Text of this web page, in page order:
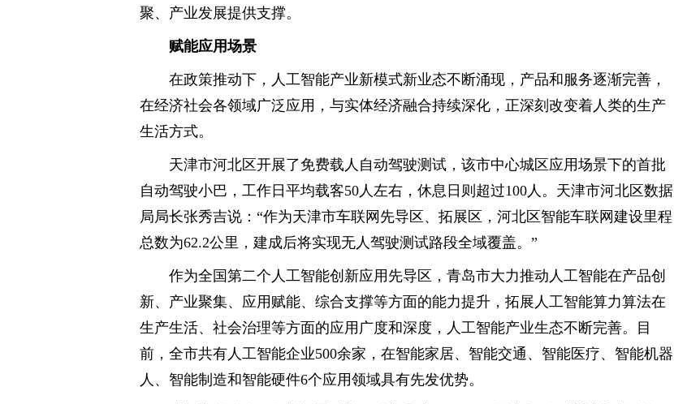
聚、产业发展提供支撑。
赋能应用场景
在政策推动下，人工智能产业新模式新业态不断涌现，产品和服务逐渐完善，
在经济社会各领域广泛应用，与实体经济融合持续深化，正深刻改变着人类的生产
生活方式。
天津市河北区开展了免费载人自动驾驶测试，该市中心城区应用场景下的首批
自动驾驶小巴，工作日平均载客50人左右，休息日则超过100人。天津市河北区数据
局局长张秀吉说：“作为天津市车联网先导区、拓展区，河北区智能车联网建设里程
总数为62.2公里，建成后将实现无人驾驶测试路段全域覆盖。”
作为全国第二个人工智能创新应用先导区，青岛市大力推动人工智能在产品创
新、产业聚集、应用赋能、综合支撑等方面的能力提升，拓展人工智能算力算法在
生产生活、社会治理等方面的应用广度和深度，人工智能产业生态不断完善。目
前，全市共有人工智能企业500余家，在智能家居、智能交通、智能医疗、智能机器
人、智能制造和智能硬件6个应用领域具有先发优势。